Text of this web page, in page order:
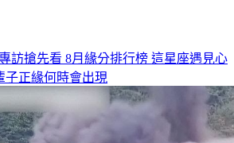
訪搶先看 8月緣分排行榜 這星座遇見心
子正緣何時會出現